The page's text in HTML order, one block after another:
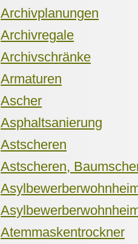
Archivplanungen
Archivregale
Archivschränke
Armaturen
Ascher
Asphaltsanierung
Astscheren
Astscheren,
Atemmaskentrockner